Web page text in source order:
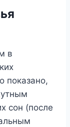
в
показано,
сон (после